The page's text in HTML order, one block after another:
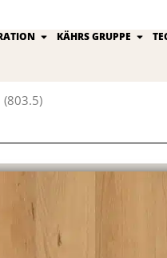
produkte
Öffne Inspiration
KÄHRS GRUPPE
(803.5)